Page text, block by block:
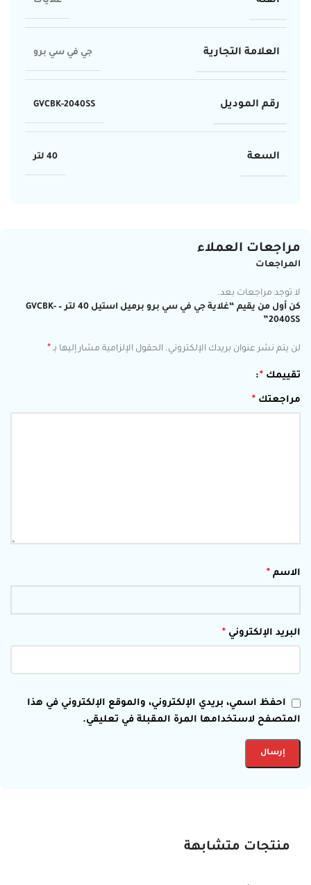
العلامة التجارية جي في سي برو
رقم الموديل GVCBK-2040SS
السعة 40 لتر
مراجعات العملاء
المراجعات
لا توجد مراجعات بعد.
كن أول من يقيم “غلاية جي في سي برو برميل استيل 40 لتر – GVCBK-
2040SS”
لن يتم نشر عنوان بريدك الإلكتروني. الحقول الإلزامية مشار إليها بـ *
تقييمك *
مراجعتك *
الاسم *
البريد الإلكتروني *
احفظ اسمي، بريدي الإلكتروني، والموقع الإلكتروني في هذا
المتصفح لاستخدامها المرة المقبلة في تعليقي.
منتجات متشابهة